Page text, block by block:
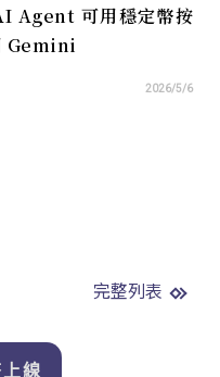
Agent 可用穩定幣按
Gemini
2026/5/6
完整列表
線